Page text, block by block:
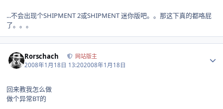
...不会出现个SHIPMENT 2或SHIPMENT 迷你版吧。。那这下真的都咯屁
了。。。
Rorschach 网站版主
2008年1月18日 13:202008年1月18日
回来教我怎么做
做个异常BT的